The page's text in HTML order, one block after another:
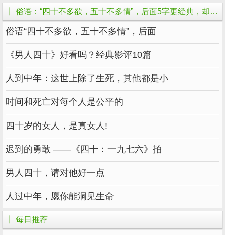
02
五十不多情
这句俗语是要告诫我们，人过五十要学会知
在中医理论上，有“抑郁成疾”的说法。意思
是压抑的情绪如果得不到及时的处理，会导致疾
病缠身甚至影响寿命。
西医理论上，也认为情绪如果不能及时得到
调控，会导致人体激素混乱，进而诱发一系列疾
病。
┃ 俗语：“四十不多欲，五十不多情”，后面5字更经典，却少有人知的相关文章
俗语“四十不多欲，五十不多情”，后面
《男人四十》好看吗？经典影评10篇
人到中年：这世上除了生死，其他都是小
时间和死亡对每个人是公平的
四十岁的女人，是真女人!
迟到的勇敢 ——《四十：一九七六》拍
男人四十，请对他好一点
人过中年，愿你能洞见生命
┃ 每日推荐